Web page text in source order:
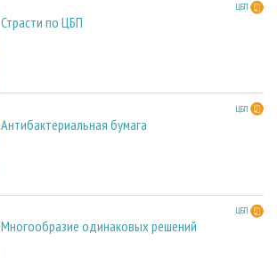
ЦБП
Страсти по ЦБП
ЦБП
Антибактериальная бумага
ЦБП
Многообразие одинаковых решений